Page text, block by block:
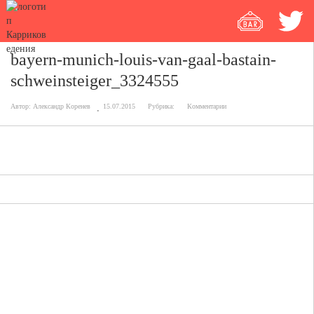
bayern-munich-louis-van-gaal-bastain-
schweinsteiger_3324555
Автор: Александр Коренев 15.07.2015 Рубрика: Комментарии